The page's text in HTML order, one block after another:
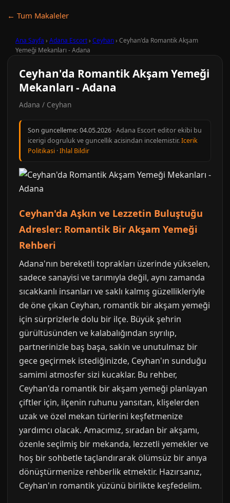
← Tum Makaleler
Ana Sayfa › Adana Escort› Ceyhan› Ceyhan'da Romantik Akşam
Yemeği Mekanları - Adana
Ceyhan'da Romantik Akşam Yemeği
Mekanları - Adana
Adana / Ceyhan
Son guncelleme:04.05.2026 · Adana Escort editor ekibi bu
icerigi dogruluk ve guncellik acisindan incelemistir.Icerik
Politikasi ·Ihlal Bildir
Ceyhan'da Aşkın ve Lezzetin Buluştuğu
Adresler: Romantik Bir Akşam Yemeği
Rehberi
Adana'nın bereketli toprakları üzerinde yükselen,
sadece sanayisi ve tarımıyla değil, aynı zamanda
sıcakkanlı insanları ve saklı kalmış güzellikleriyle
de öne çıkan Ceyhan, romantik bir akşam yemeği
için sürprizlerle dolu bir ilçe. Büyük şehrin
gürültüsünden ve kalabalığından sıyrılıp,
partnerinizle baş başa, sakin ve unutulmaz bir
gece geçirmek istediğinizde, Ceyhan'ın sunduğu
samimi atmosfer sizi kucaklar. Bu rehber,
Ceyhan'da romantik bir akşam yemeği planlayan
çiftler için, ilçenin ruhunu yansıtan, klişelerden
uzak ve özel mekan türlerini keşfetmenize
yardımcı olacak. Amacımız, sıradan bir akşamı,
özenle seçilmiş bir mekanda, lezzetli yemekler ve
hoş bir sohbetle taçlandırarak ölümsüz bir anıya
dönüştürmenize rehberlik etmektir. Hazırsanız,
Ceyhan'ın romantik yüzünü birlikte keşfedelim.